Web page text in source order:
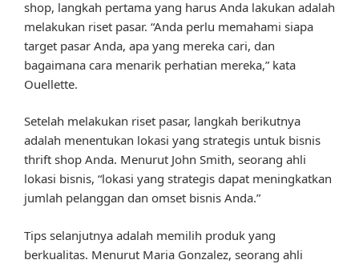
shop, langkah pertama yang harus Anda lakukan adalah
melakukan riset pasar. “Anda perlu memahami siapa
target pasar Anda, apa yang mereka cari, dan
bagaimana cara menarik perhatian mereka,” kata
Ouellette.
Setelah melakukan riset pasar, langkah berikutnya
adalah menentukan lokasi yang strategis untuk bisnis
thrift shop Anda. Menurut John Smith, seorang ahli
lokasi bisnis, “lokasi yang strategis dapat meningkatkan
jumlah pelanggan dan omset bisnis Anda.”
Tips selanjutnya adalah memilih produk yang
berkualitas. Menurut Maria Gonzalez, seorang ahli